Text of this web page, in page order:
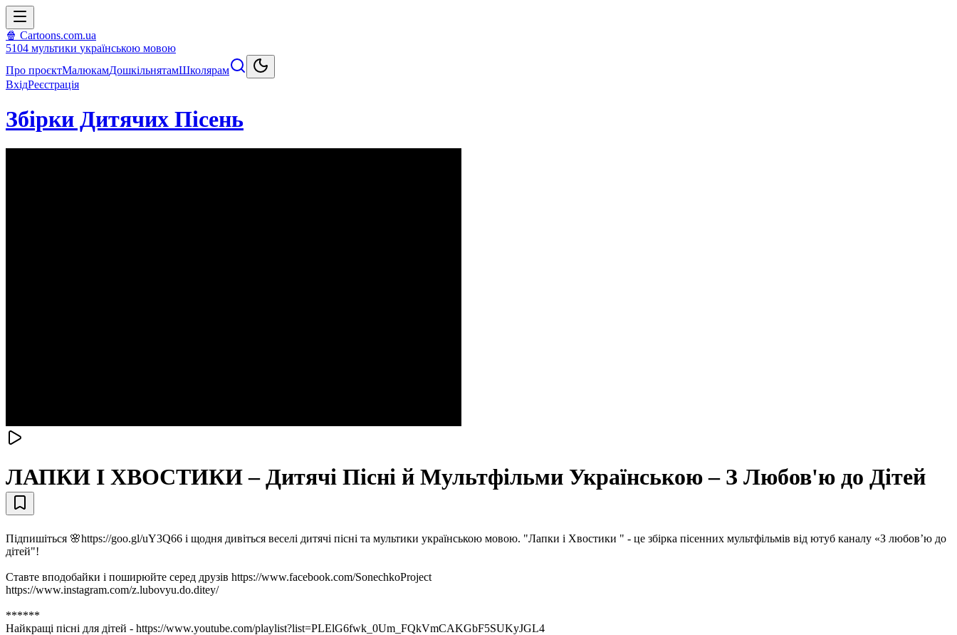
🍿 Cartoons.com.ua
5104 мультики українською мовою
Про проєктМалюкамДошкільнятамШколярам
ВхідРеєстрація
Збірки Дитячих Пісень
ЛАПКИ І ХВОСТИКИ – Дитячі Пісні й Мультфільми Українською – З Любов'ю до Дітей
Підпишіться 🌸https://goo.gl/uY3Q66 і щодня дивіться веселі дитячі пісні та мультики українською мовою. "Лапки і Хвостики " - це збірка пісенних мультфільмів від ютуб каналу «З любов’ю до
дітей"!
Ставте вподобайки і поширюйте серед друзів https://www.facebook.com/SonechkoProject
https://www.instagram.com/z.lubovyu.do.ditey/
******
Найкращі пісні для дітей - https://www.youtube.com/playlist?list=PLElG6fwk_0Um_FQkVmCAKGbF5SUKyJGL4